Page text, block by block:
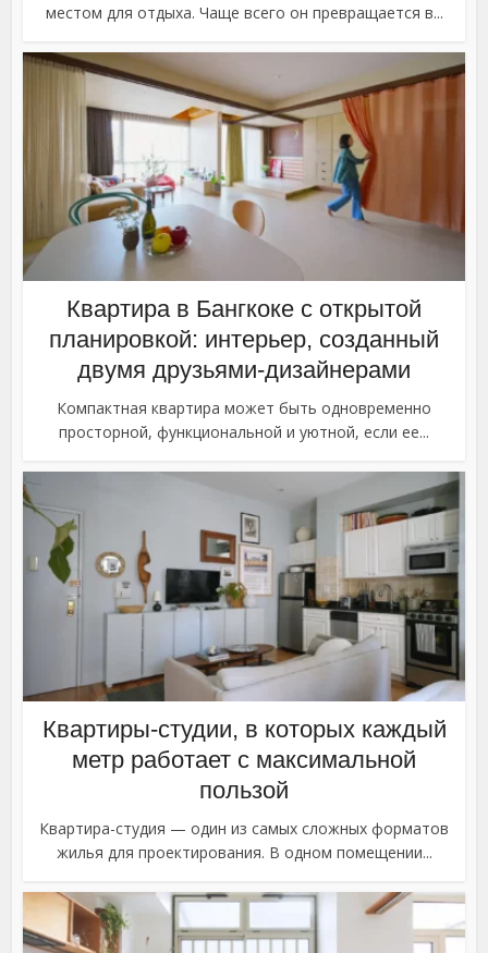
местом для отдыха. Чаще всего он превращается в...
Квартира в Бангкоке с открытой
планировкой: интерьер, созданный
двумя друзьями-дизайнерами
Компактная квартира может быть одновременно
просторной, функциональной и уютной, если ее...
Квартиры-студии, в которых каждый
метр работает с максимальной
пользой
Квартира-студия — один из самых сложных форматов
жилья для проектирования. В одном помещении...